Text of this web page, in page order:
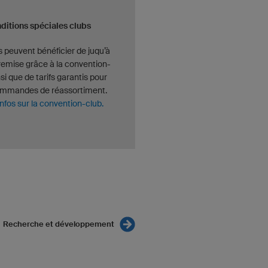
spéciales clubs
peuvent bénéficier de juqu’à
grâce à la convention-
que de tarifs garantis pour
de réassortiment.
sur la convention-club.
Recherche et développement